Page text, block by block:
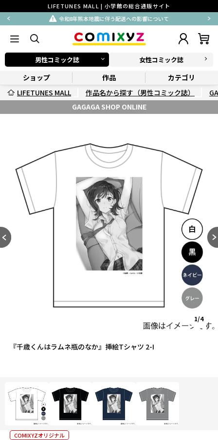
LIFETUNES MALL | 小学館の総合通販サイト
令和8年熊本地震に伴う配送への影響について
男性コミック誌 女性コミック誌
ショップ 作品
カテゴリ
LIFETUNES MALL
作品名から探す（男性コミック誌）
GAGAGA SHOP ONLINE
『千歳くんはラムネ瓶のなか』挿絵Tシャツ 2-I
1/4
COMIXYZオリジナル